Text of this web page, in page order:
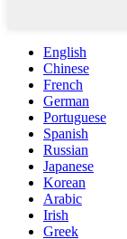
English
Chinese
French
German
Portuguese
Spanish
Russian
Japanese
Korean
Arabic
Irish
Greek